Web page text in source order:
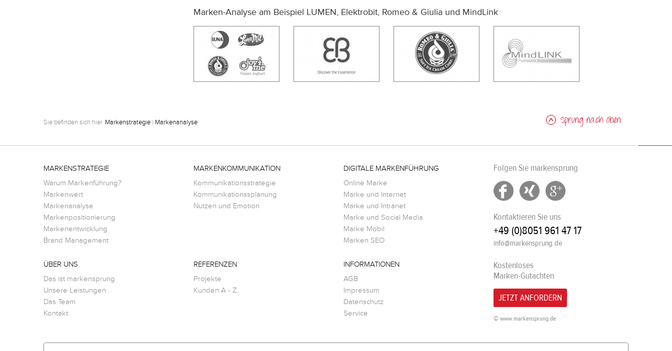
Marken-Analyse am Beispiel LUMEN, Elektrobit, Romeo & Giulia und MindLink
Sie befinden sich hier Markenstrategie | Markenanalyse Sprung nach oben
MARKENSTRATEGIE
Warum Markenführung?
Markenwert
Markenanalyse
Markenpositionierung
Markenentwicklung
Brand Management
MARKENKOMMUNIKATION
Kommunikationsstrategie
Kommunikationssplanung
Nutzen und Emotion
DIGITALE MARKENFÜHRUNG
Online Marke
Marke und Internet
Marke und Intranet
Marke und Social Media
Marke Mobil
Marken SEO
ÜBER UNS
Das ist markensprung
Unsere Leistungen
Das Team
Kontakt
REFERENZEN
Projekte
Kunden A - Z
INFORMATIONEN
AGB
Impressum
Datenschutz
Service
Folgen Sie markensprung
Kontaktieren Sie uns
+49 (0)8051 961 47 17
info@markensprung.de
Kostenloses
Marken-Gutachten
JETZT ANFORDERN
© www.markensprung.de